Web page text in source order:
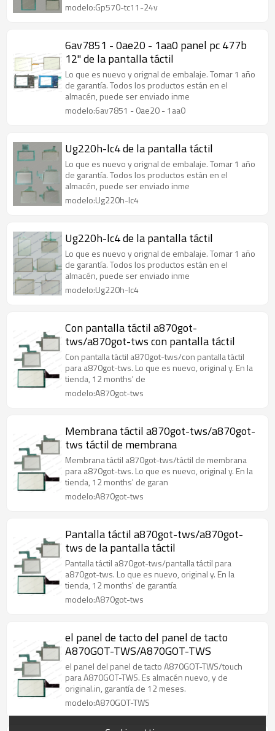
modelo:Gp570-tc11-24v
6av7851 - 0ae20 - 1aa0 panel pc 477b
12" de la pantalla táctil
Lo que es nuevo y orignal de embalaje. Tomar 1 año
de garantía. Todos los productos están en el
almacén, puede ser enviado inme
modelo:6av7851 - 0ae20 - 1aa0
Ug220h-lc4 de la pantalla táctil
Lo que es nuevo y orignal de embalaje. Tomar 1 año
de garantía. Todos los productos están en el
almacén, puede ser enviado inme
modelo:Ug220h-lc4
Ug220h-lc4 de la pantalla táctil
Lo que es nuevo y orignal de embalaje. Tomar 1 año
de garantía. Todos los productos están en el
almacén, puede ser enviado inme
modelo:Ug220h-lc4
Con pantalla táctil a870got-
tws/a870got-tws con pantalla táctil
Con pantalla táctil a870got-tws/con pantalla táctil
para a870got-tws. Lo que es nuevo, original y. En la
tienda, 12 months' de
modelo:A870got-tws
Membrana táctil a870got-tws/a870got-
tws táctil de membrana
Membrana táctil a870got-tws/táctil de membrana
para a870got-tws. Lo que es nuevo, original y. En la
tienda, 12 months' de garan
modelo:A870got-tws
Pantalla táctil a870got-tws/a870got-
tws de la pantalla táctil
Pantalla táctil a870got-tws/pantalla táctil para
a870got-tws. Lo que es nuevo, original y. En la
tienda, 12 months' de garantía
modelo:A870got-tws
el panel de tacto del panel de tacto
A870GOT-TWS/A870GOT-TWS
el panel del panel de tacto A870GOT-TWS/touch
para A870GOT-TWS. Es almacén nuevo, y de
original.in, garantía de 12 meses.
modelo:A870GOT-TWS